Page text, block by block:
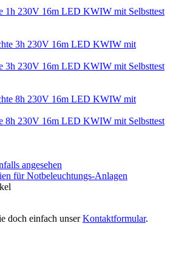
1h 230V 16m LED KWIW mit Selbsttest
3h 230V 16m LED KWIW mit Selbsttest
8h 230V 16m LED KWIW mit Selbsttest
angesehen
für Notbeleuchtungs-Anlagen
doch einfach unserKontaktformular.